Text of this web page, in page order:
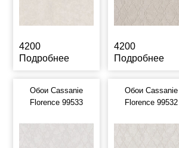
4200
Подробнее
4200
Подробнее
Обои Cassanie
Florence 99533
Обои Cassanie
Florence 99532